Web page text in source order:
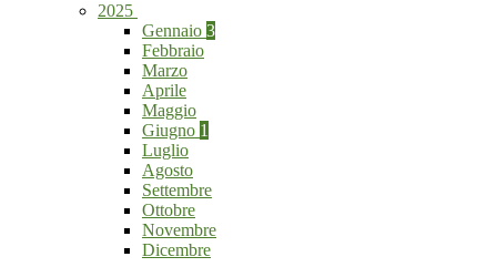
2025
Gennaio 3
Febbraio
Marzo
Aprile
Maggio
Giugno 1
Luglio
Agosto
Settembre
Ottobre
Novembre
Dicembre